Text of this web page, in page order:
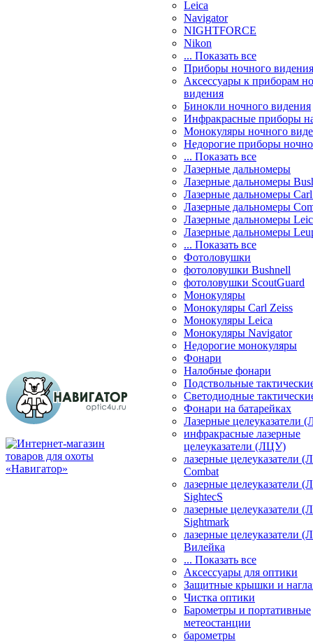
Leica
Navigator
NIGHTFORCE
Nikon
... Показать все
Приборы ночного видения
Аксессуары к приборам
видения
Бинокли ночного видения
Инфракрасные приборы
Монокуляры ночного
Недорогие приборы
... Показать все
Лазерные дальномеры
Лазерные дальномеры
Лазерные дальномеры
Лазерные дальномеры
Лазерные дальномеры
Лазерные дальномеры
... Показать все
Фотоловушки
фотоловушки Bushnell
фотоловушки ScoutGuard
Монокуляры
Монокуляры Carl Zeiss
Монокуляры Leica
Монокуляры Navigator
Недорогие монокуляры
Фонари
Налобные фонари
Подствольные
Светодиодные
Фонари на батарейках
Лазерные целеуказатели
инфракрасные лазерные
целеуказатели (ЛЦУ)
лазерные целеуказатели
Combat
лазерные целеуказатели
SightecS
лазерные целеуказатели
Sightmark
лазерные целеуказатели
Вилейка
... Показать все
Аксессуары для оптики
Защитные крышки и
Чистка оптики
Барометры и портативные
метеостанции
барометры